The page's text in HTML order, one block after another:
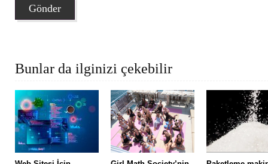
Bunlar da ilginizi çekebilir